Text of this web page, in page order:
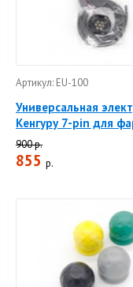
Артикул: EU-100
Универсальная
Кенгуру 7-pin для
900 р.
855 р.